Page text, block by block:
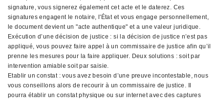
signature, vous signerez également cet acte et le daterez. Ces
signatures engagent le notaire, l'État et vous engage personnellement,
le document devient un "acte authentique" et a une valeur juridique.
Exécution d’une décision de justice : si la décision de justice n’est pas
appliqué, vous pouvez faire appel à un commissaire de justice afin qu’il
prenne les mesures pour la faire appliquer. Deux solutions : soit par
intervention amiable soit par saisie.
Etablir un constat : vous avez besoin d’une preuve incontestable, nous
vous conseillons alors de recourir à un commissaire de justice. Il
pourra établir un constat physique ou sur internet avec des captures